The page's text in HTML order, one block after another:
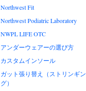
Northwest Fit
Northwest Podiatric Laboratory
NWPL LIFE OTC
アンダーウェアーの選び方
カスタムインソール
ガット張り替え（ストリンギン
グ）